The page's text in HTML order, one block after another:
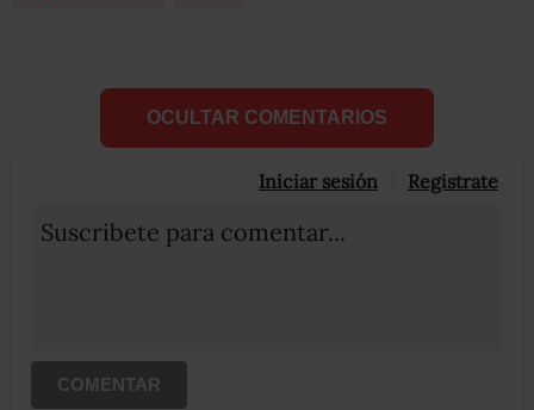
OCULTAR COMENTARIOS
Iniciar sesión Registrate
Suscribete para comentar...
COMENTAR